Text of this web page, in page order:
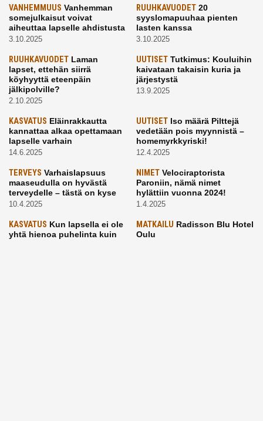
VANHEMMUUS Vanhemman
somejulkaisut voivat
aiheuttaa lapselle ahdistusta
3.10.2025
RUUHKAVUODET20
syyslomapuuhaa pienten
lasten kanssa
3.10.2025
RUUHKAVUODET Laman
lapset, ettehän siirrä
köyhyyttä eteenpäin
jälkipolville?
2.10.2025
UUTISETTutkimus: Kouluihin
kaivataan takaisin kuria ja
järjestystä
13.9.2025
KASVATUS Eläinrakkautta
kannattaa alkaa opettamaan
lapselle varhain
14.6.2025
UUTISETIso määrä Pilttejä
vedetään pois myynnistä –
homemyrkkyriski!
12.4.2025
TERVEYS Varhaislapsuus
maaseudulla on hyvästä
terveydelle – tästä on kyse
10.4.2025
NIMETVelociraptorista
Paroniin, nämä nimet
hylättiin vuonna 2024!
1.4.2025
KASVATUS Kun lapsella ei ole
yhtä hienoa puhelinta kuin
MATKAILU Radisson Blu Hotel
Oulu